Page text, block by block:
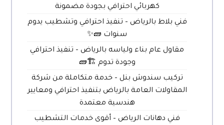
كهربائي احترافي بجودة مضمونة
فني بلاط بالرياض – تنفيذ احترافي وتشطيب يدوم
سنوات 🧱✨
مقاول عام بناء ولياسه بالرياض – تنفيذ احترافي
وجودة تدوم 🏗️🧱
تركيب سندوش بنل – خدمة متكاملة من شركة
المقاولات العامة بالرياض بتنفيذ احترافي ومعايير
هندسية معتمدة
فني دهانات الرياض – أقوى خدمات التشطيب